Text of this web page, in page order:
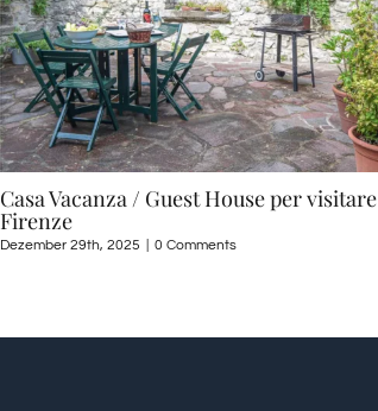
Casa Vacanza / Guest House per visitare
Firenze
Dezember 29th, 2025 0 Comments